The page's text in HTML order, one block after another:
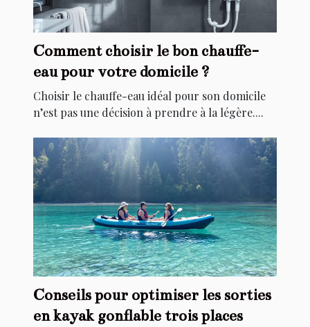
Comment choisir le bon chauffe-
eau pour votre domicile ?
Choisir le chauffe-eau idéal pour son domicile
n’est pas une décision à prendre à la légère....
Conseils pour optimiser les sorties
en kayak gonflable trois places